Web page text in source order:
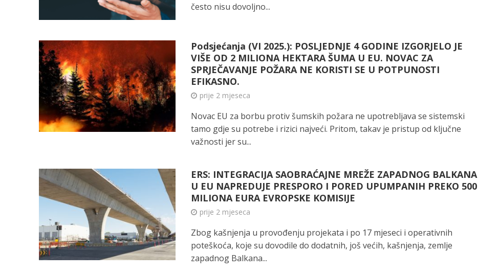
često nisu dovoljno...
Podsjećanja (VI 2025.): POSLJEDNJE 4 GODINE IZGORJELO JE
VIŠE OD 2 MILIONA HEKTARA ŠUMA U EU. NOVAC ZA
SPRJEČAVANJE POŽARA NE KORISTI SE U POTPUNOSTI
EFIKASNO.
prije 2 mjeseca
Novac EU za borbu protiv šumskih požara ne upotrebljava se sistemski
tamo gdje su potrebe i rizici najveći. Pritom, takav je pristup od ključne
važnosti jer su...
ERS: INTEGRACIJA SAOBRAĆAJNE MREŽE ZAPADNOG BALKANA
U EU NAPREDUJE PRESPORO I PORED UPUMPANIH PREKO 500
MILIONA EURA EVROPSKE KOMISIJE
prije 2 mjeseca
Zbog kašnjenja u provođenju projekata i po 17 mjeseci i operativnih
poteškoća, koje su dovodile do dodatnih, još većih, kašnjenja, zemlje
zapadnog Balkana...